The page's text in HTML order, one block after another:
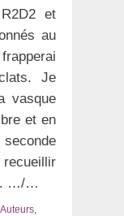
et
au
Je
vasque
et en
…/…